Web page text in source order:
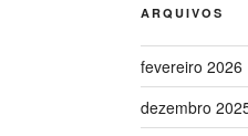
ARQUIVOS
fevereiro 2026
dezembro